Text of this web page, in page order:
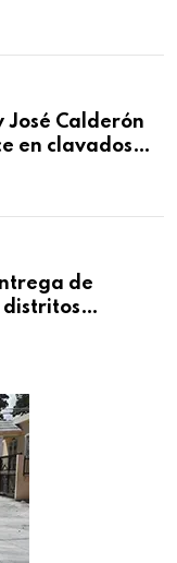
José Calderón
en clavados
de